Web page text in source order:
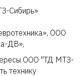
Сибирь»
ООО
ДВ»,
ООО "ТД МТЗ-
технику